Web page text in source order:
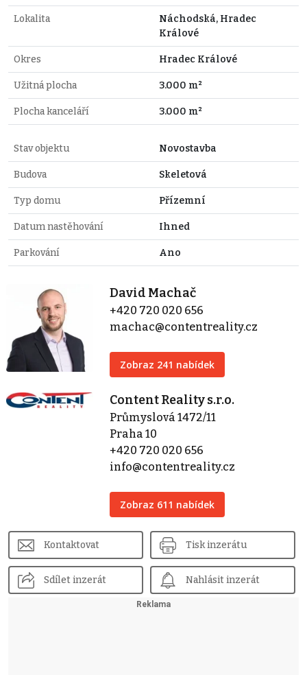
Lokalita
Náchodská, Hradec
Králové
Okres Hradec Králové
Užitná plocha 3.000 m²
Plocha kanceláří 3.000 m²
Stav objektu Novostavba
Budova Skeletová
Typ domu Přízemní
Datum nastěhování Ihned
Parkování Ano
David Machač
+420 720 020 656
machac@contentreality.cz
Zobraz 241 nabídek
Content Reality s.r.o.
Průmyslová 1472/11
Praha 10
+420 720 020 656
info@contentreality.cz
Zobraz 611 nabídek
Kontaktovat Tisk inzerátu
Sdílet inzerát Nahlásit inzerát